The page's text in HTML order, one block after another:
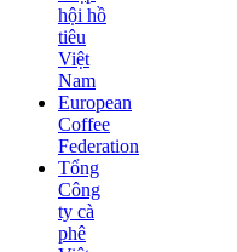
hội hồ
tiêu
Việt
Nam
European
Coffee
Federation
Tổng
Công
ty cà
phê